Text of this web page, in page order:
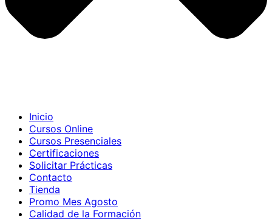
Inicio
Cursos Online
Cursos Presenciales
Certificaciones
Solicitar Prácticas
Contacto
Tienda
Promo Mes Agosto
Calidad de la Formación